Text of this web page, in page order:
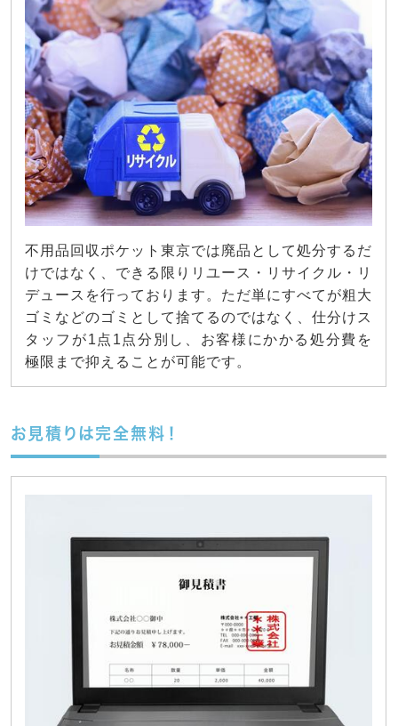
不用品回収ポケット東京では廃品として処分するだ
けではなく、できる限りリユース・リサイクル・リ
デュースを行っております。ただ単にすべてが粗大
ゴミなどのゴミとして捨てるのではなく、仕分けス
タッフが1点1点分別し、お客様にかかる処分費を
極限まで抑えることが可能です。
お見積りは完全無料！